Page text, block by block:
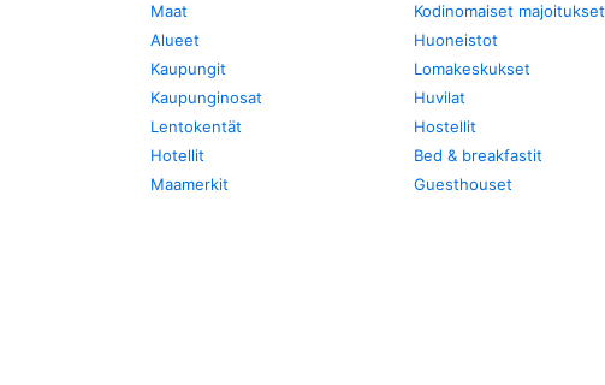
Maat
Alueet
Kaupungit
Kaupunginosat
Lentokentät
Hotellit
Maamerkit
Kodinomaiset majoitukset
Huoneistot
Lomakeskukset
Huvilat
Hostellit
Bed & breakfastit
Guesthouset